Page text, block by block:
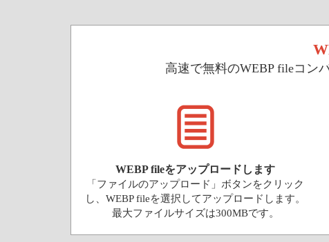
高速で無料のWEBP fileコン
WEBP fileをアップロードします
「ファイルのアップロード」ボタンをクリック
し、WEBP fileを選択してアップロードします。
最大ファイルサイズは300MBです。